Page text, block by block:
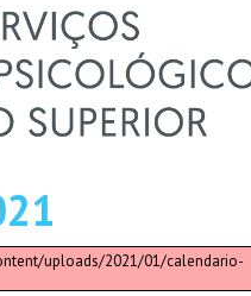
uploads/2021/01/calendario-